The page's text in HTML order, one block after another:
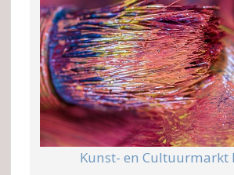
Kunst- en Cultuurmarkt